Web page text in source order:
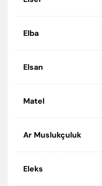
Elba
Elsan
Matel
Ar Muslukçuluk
Eleks